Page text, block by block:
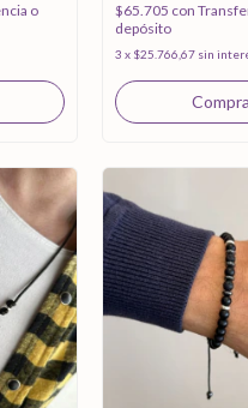
o
$65.705 con
depósito
3 x $25.766,67 sin